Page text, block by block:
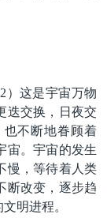
） 这是宇宙万物
迭交换，日夜交
不断地眷顾着
宙。宇宙的发生
慢，等待着人类
断改变，逐步趋
明进程。